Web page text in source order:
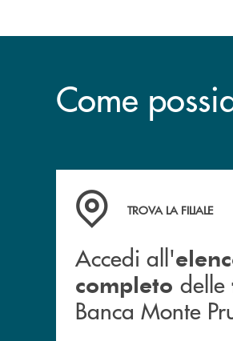
Come
Accedi all' elenco
TROVA LA FILIALE
Accedi all'
completo delle
Banca Monte